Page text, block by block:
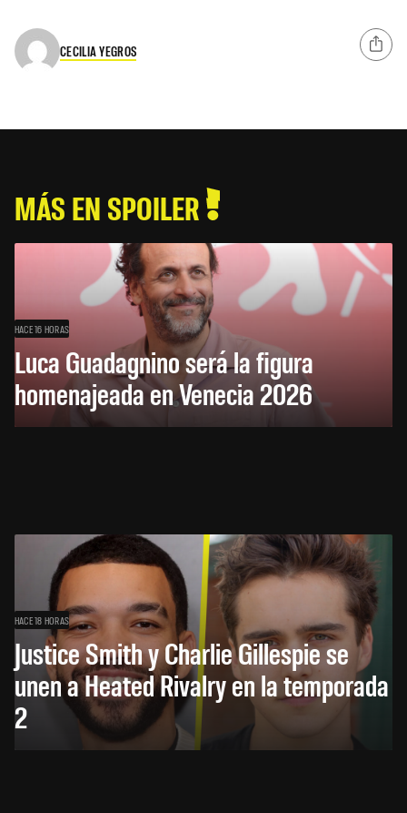
CECILIA YEGROS
MÁS EN SPOILER
HACE 16 HORAS
Luca Guadagnino será la figura
homenajeada en Venecia 2026
HACE 18 HORAS
Justice Smith y Charlie Gillespie se
unen a Heated Rivalry en la temporada
2